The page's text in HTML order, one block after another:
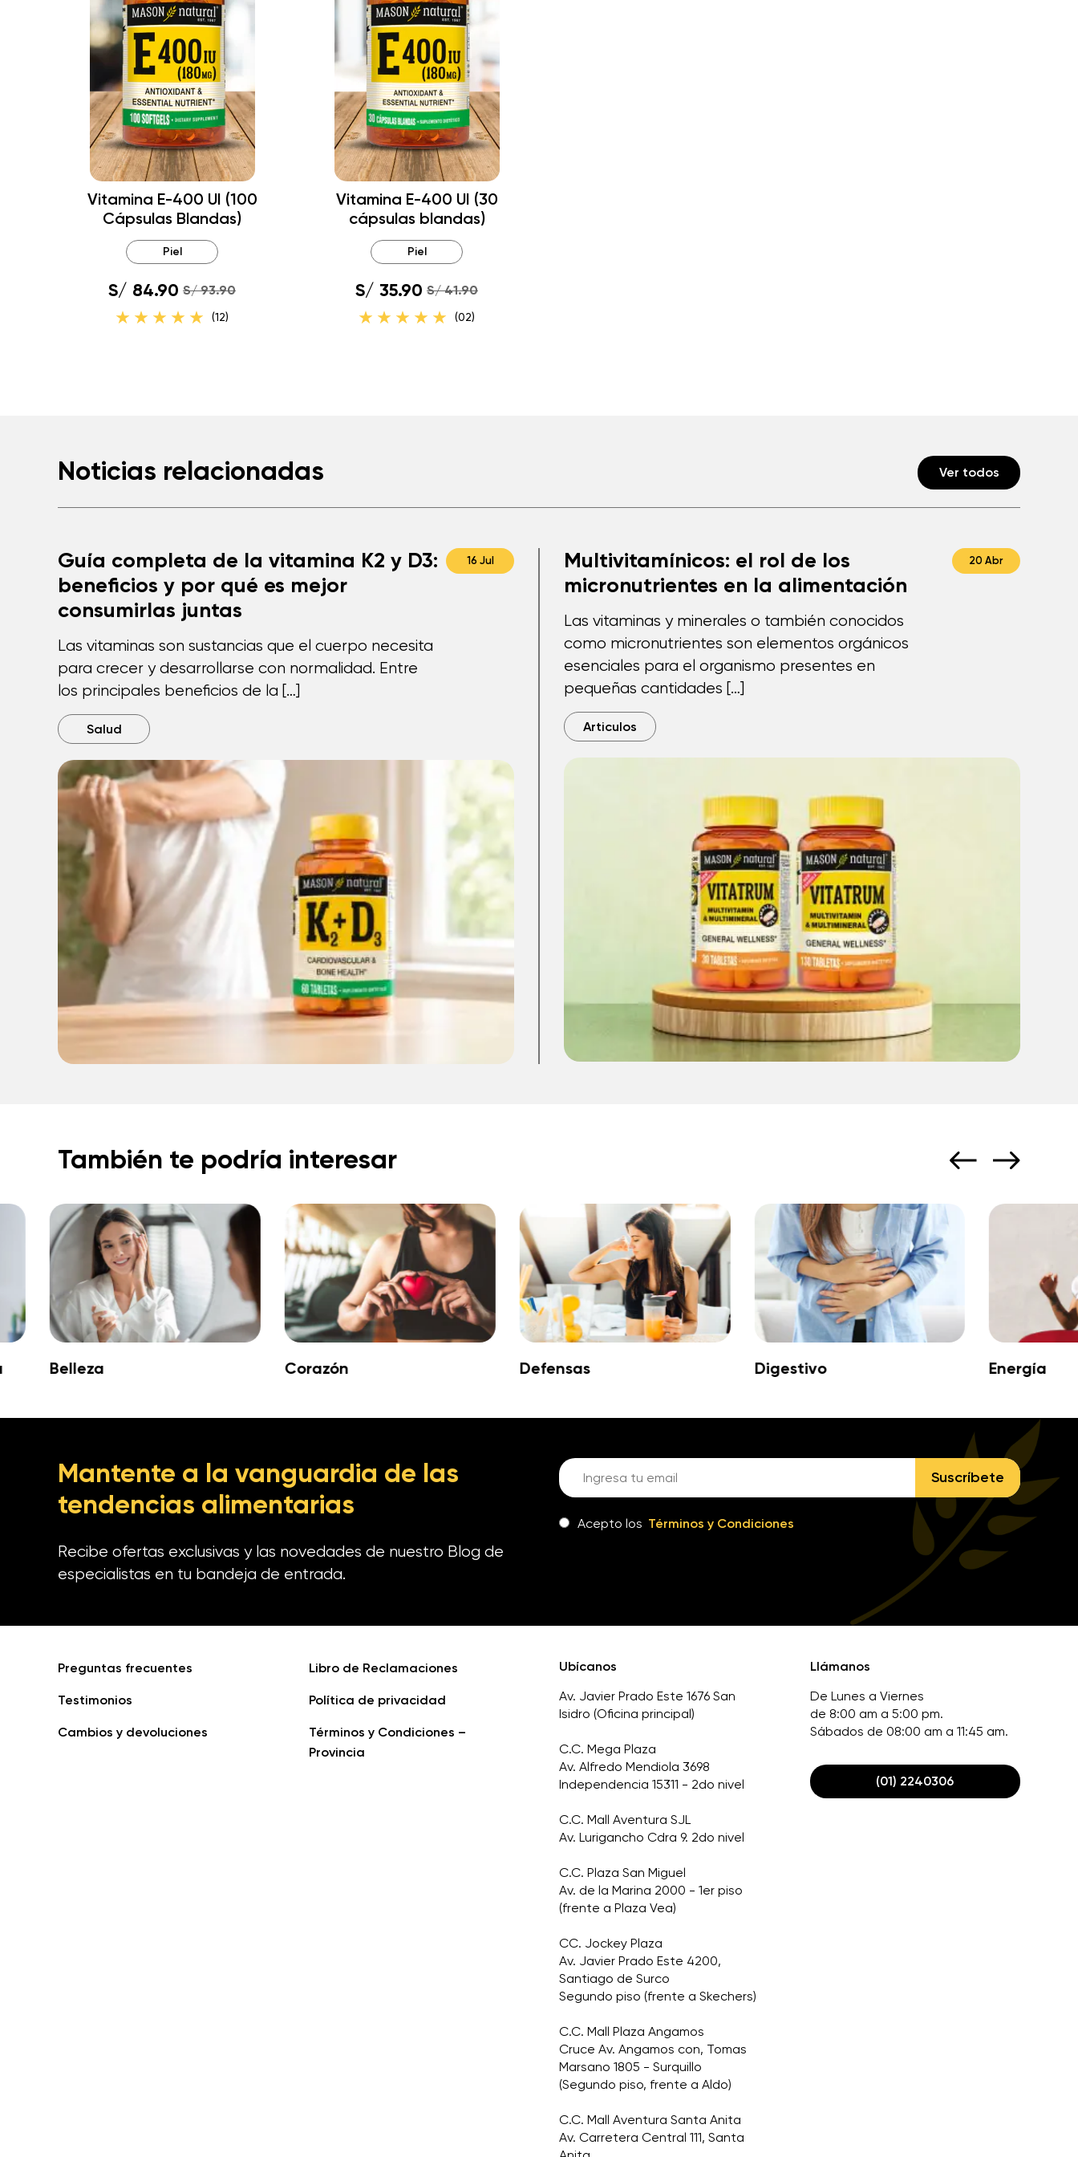
Vitamina E-400 UI (100
Cápsulas Blandas)
Piel
S/ 84.90 S/ 93.90
(12)
Vitamina E-400 UI (30
cápsulas blandas)
Piel
S/ 35.90 S/ 41.90
(02)
Noticias relacionadas Ver todos
Guía completa de la vitamina K2 y D3:
beneficios y por qué es mejor
consumirlas juntas
Las vitaminas son sustancias que el cuerpo necesita
para crecer y desarrollarse con normalidad. Entre
los principales beneficios de la […]
16 Jul
Salud
Multivitamínicos: el rol de los
micronutrientes en la alimentación
Las vitaminas y minerales o también conocidos
como micronutrientes son elementos orgánicos
esenciales para el organismo presentes en
pequeñas cantidades […]
20 Abr
Articulos
También te podría interesar
Belleza Corazón Defensas Digestivo Energía
Mantente a la vanguardia de las
tendencias alimentarias
Recibe ofertas exclusivas y las novedades de nuestro Blog de
especialistas en tu bandeja de entrada.
Suscríbete
Acepto los Términos y Condiciones
Preguntas frecuentes
Testimonios
Cambios y devoluciones
Libro de Reclamaciones
Política de privacidad
Términos y Condiciones –
Provincia
Ubícanos
Av. Javier Prado Este 1676 San
Isidro (Oficina principal)
C.C. Mega Plaza
Av. Alfredo Mendiola 3698
Independencia 15311 - 2do nivel
C.C. Mall Aventura SJL
Av. Lurigancho Cdra 9. 2do nivel
C.C. Plaza San Miguel
Av. de la Marina 2000 - 1er piso
(frente a Plaza Vea)
CC. Jockey Plaza
Av. Javier Prado Este 4200,
Santiago de Surco
Segundo piso (frente a Skechers)
C.C. Mall Plaza Angamos
Cruce Av. Angamos con, Tomas
Marsano 1805 - Surquillo
(Segundo piso, frente a Aldo)
C.C. Mall Aventura Santa Anita
Av. Carretera Central 111, Santa
Llámanos
De Lunes a Viernes
de 8:00 am a 5:00 pm.
Sábados de 08:00 am a 11:45 am.
(01) 2240306